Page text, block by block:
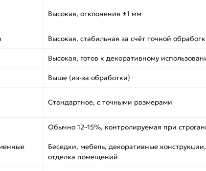
Высокая, отклонения ±1 мм
Высокая, стабильная за счёт точной
Высокая, готов к декоративному
Выше (из-за обработки)
Стандартное, с точными размерами
Обычно 12–15%, контролируемая при
Беседки, мебель, декоративные конструкции,
отделка помещений